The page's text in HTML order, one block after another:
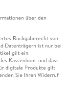
über den
Rückgaberecht von
Datenträgern ist nur bei
gilt ein
Kassenbons und dass
digitale Produkte gilt
Sie Ihren Widerruf